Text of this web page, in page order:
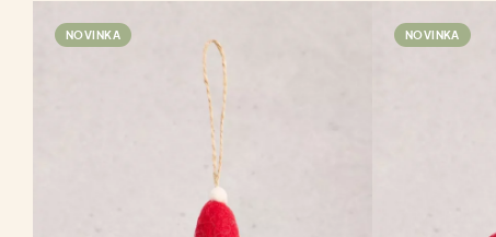
NOVINKA NOVINKA